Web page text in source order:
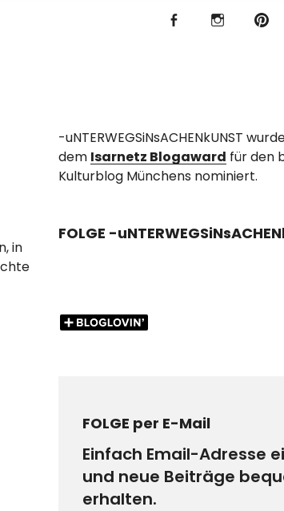
f I P
in
-uNTERWEGSiNsACHENkUNST
dem Isarnetz Blogaward für den
Kulturblog Münchens nominiert.
FOLGE -
FOLGE per E-Mail
Einfach Email-Adresse
und neue Beiträge
erhalten.